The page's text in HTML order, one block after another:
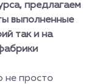
предлагаем
выполненные
так и на
не просто